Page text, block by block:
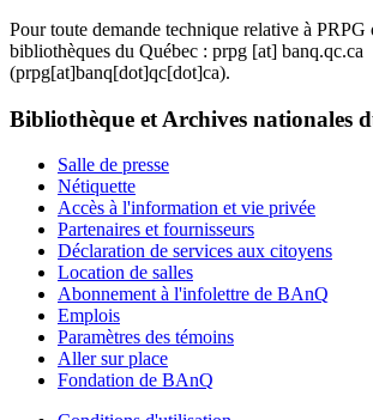
Pour toute demande technique relative à PRPG
bibliothèques du Québec : prpg [at] banq.qc.ca
(prpg[at]banq[dot]qc[dot]ca).
Bibliothèque et Archives nationales
Salle de presse
Nétiquette
Accès à l'information et vie privée
Partenaires et fournisseurs
Déclaration de services aux citoyens
Location de salles
Abonnement à l'infolettre de BAnQ
Emplois
Paramètres des témoins
Aller sur place
Fondation de BAnQ